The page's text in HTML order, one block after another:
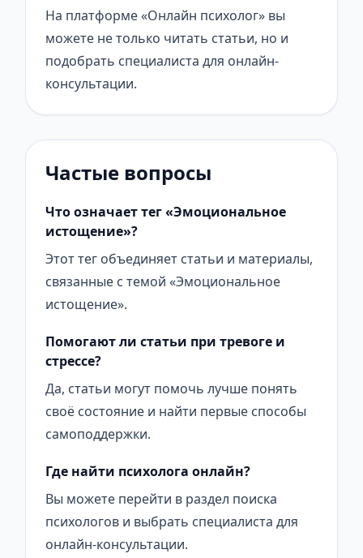
На платформе «Онлайн психолог» вы
можете не только читать статьи, но и
подобрать специалиста для онлайн-
консультации.
Частые вопросы
Что означает тег «Эмоциональное
истощение»?
Этот тег объединяет статьи и материалы,
связанные с темой «Эмоциональное
истощение».
Помогают ли статьи при тревоге и
стрессе?
Да, статьи могут помочь лучше понять
своё состояние и найти первые способы
самоподдержки.
Где найти психолога онлайн?
Вы можете перейти в раздел поиска
психологов и выбрать специалиста для
онлайн-консультации.